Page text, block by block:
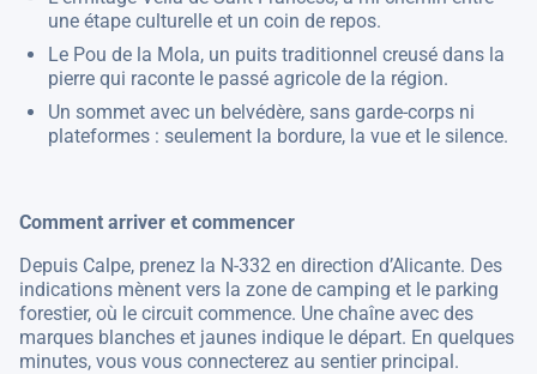
une étape culturelle et un coin de repos.
Le Pou de la Mola, un puits traditionnel creusé dans la
pierre qui raconte le passé agricole de la région.
Un sommet avec un belvédère, sans garde-corps ni
plateformes : seulement la bordure, la vue et le silence.
Comment arriver et commencer
Depuis Calpe, prenez la N-332 en direction d’Alicante. Des
indications mènent vers la zone de camping et le parking
forestier, où le circuit commence. Une chaîne avec des
marques blanches et jaunes indique le départ. En quelques
minutes, vous vous connecterez au sentier principal.